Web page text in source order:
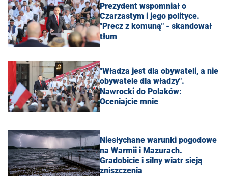
Prezydent wspomniał o
Czarzastym i jego polityce.
"Precz z komuną" - skandował
tłum
"Władza jest dla obywateli, a nie
obywatele dla władzy".
Nawrocki do Polaków:
Oceniajcie mnie
Niesłychane warunki pogodowe
na Warmii i Mazurach.
Gradobicie i silny wiatr sieją
zniszczenia